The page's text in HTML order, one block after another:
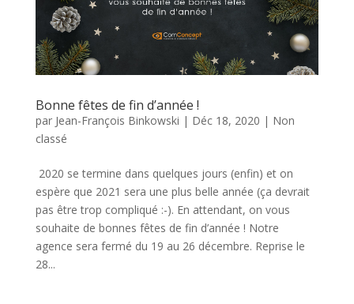
Bonne fêtes de fin d’année !
par Jean-François Binkowski | Déc 18, 2020 | Non
classé
2020 se termine dans quelques jours (enfin) et on
espère que 2021 sera une plus belle année (ça devrait
pas être trop compliqué :-). En attendant, on vous
souhaite de bonnes fêtes de fin d’année ! Notre
agence sera fermé du 19 au 26 décembre. Reprise le
28...